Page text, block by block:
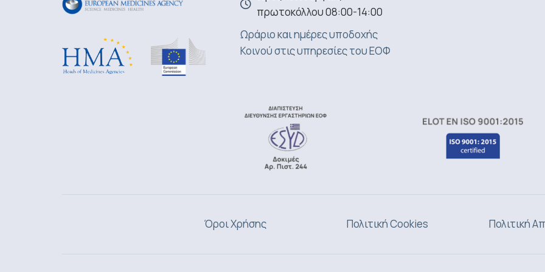
πρωτοκόλλου 08:00-14:00
Ωράριο και ημέρες υποδοχής
Κοινού στις υπηρεσίες του ΕΟΦ
Όροι Χρήσης Πολιτική Cookies Πολιτική